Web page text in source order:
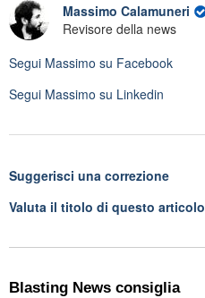
Massimo Calamuneri
Revisore della news
Segui Massimo su Facebook
Segui Massimo su Linkedin
Suggerisci una correzione
Valuta il titolo di questo articolo
Blasting News consiglia